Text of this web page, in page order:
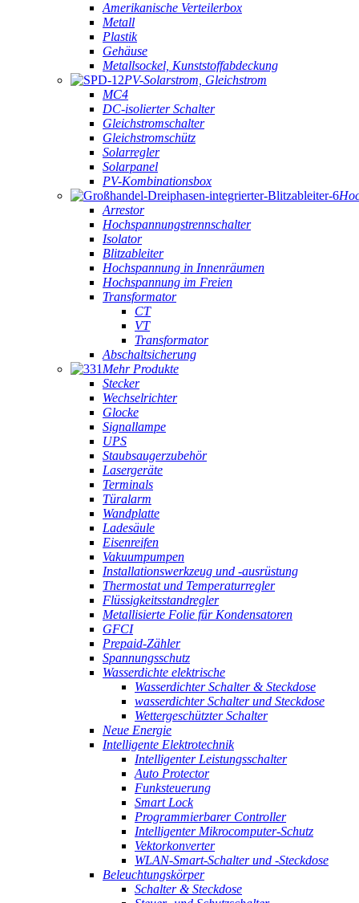
Amerikanische Verteilerbox
Metall
Plastik
Gehäuse
Metallsockel, Kunststoffabdeckung
PV-Solarstrom, Gleichstrom
MC4
DC-isolierter Schalter
Gleichstromschalter
Gleichstromschütz
Solarregler
Solarpanel
PV-Kombinationsbox
Arrestor
Hochspannungstrennschalter
Isolator
Blitzableiter
Hochspannung in Innenräumen
Hochspannung im Freien
Transformator
CT
VT
Transformator
Abschaltsicherung
Mehr Produkte
Stecker
Wechselrichter
Glocke
Signallampe
UPS
Staubsaugerzubehör
Lasergeräte
Terminals
Türalarm
Wandplatte
Ladesäule
Eisenreifen
Vakuumpumpen
Installationswerkzeug und -ausrüstung
Thermostat und Temperaturregler
Flüssigkeitsstandregler
Metallisierte Folie für Kondensatoren
GFCI
Prepaid-Zähler
Spannungsschutz
Wasserdichte elektrische
Wasserdichter Schalter & Steckdose
wasserdichter Schalter und Steckdose
Wettergeschützter Schalter
Neue Energie
Intelligente Elektrotechnik
Intelligenter Leistungsschalter
Auto Protector
Funksteuerung
Smart Lock
Programmierbarer Controller
Intelligenter Mikrocomputer-Schutz
Vektorkonverter
WLAN-Smart-Schalter und -Steckdose
Beleuchtungskörper
Schalter & Steckdose